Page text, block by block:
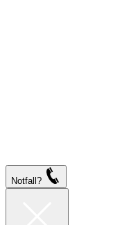
Notfall?